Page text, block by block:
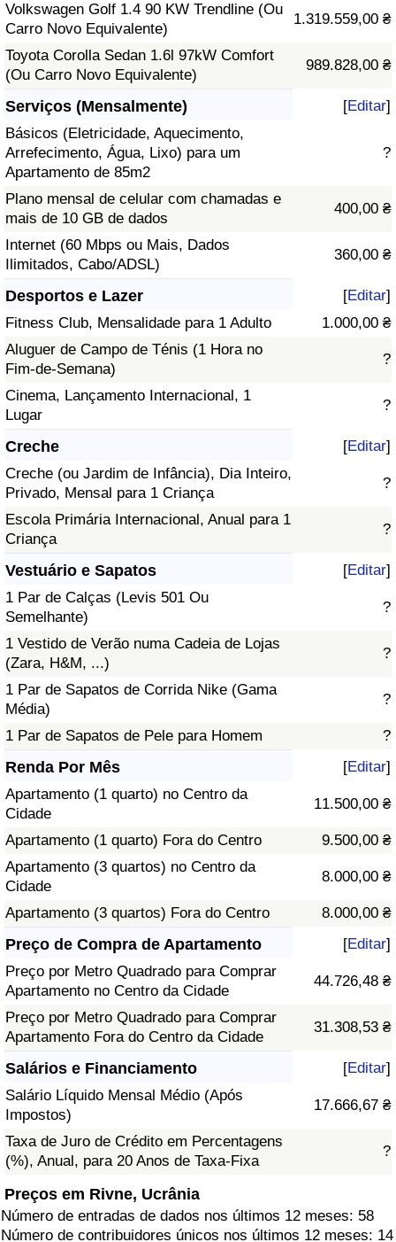
Volkswagen Golf 1.4 90 KW Trendline (Ou
Carro Novo Equivalente)
1.319.559,00 ₴
Toyota Corolla Sedan 1.6l 97kW Comfort
(Ou Carro Novo Equivalente)
989.828,00 ₴
Serviços (Mensalmente) [Editar]
Básicos (Eletricidade, Aquecimento,
Arrefecimento, Água, Lixo) para um
Apartamento de 85m2
?
Plano mensal de celular com chamadas e
mais de 10 GB de dados
400,00 ₴
Internet (60 Mbps ou Mais, Dados
Ilimitados, Cabo/ADSL)
360,00 ₴
Desportos e Lazer [Editar]
Fitness Club, Mensalidade para 1 Adulto
1.000,00 ₴
Aluguer de Campo de Ténis (1 Hora no
Fim-de-Semana)
?
Cinema, Lançamento Internacional, 1
Lugar
?
Creche [Editar]
Creche (ou Jardim de Infância), Dia Inteiro,
Privado, Mensal para 1 Criança
?
Escola Primária Internacional, Anual para 1
Criança
?
Vestuário e Sapatos [Editar]
1 Par de Calças (Levis 501 Ou
Semelhante)
?
1 Vestido de Verão numa Cadeia de Lojas
(Zara, H&M, ...)
?
1 Par de Sapatos de Corrida Nike (Gama
Média)
?
1 Par de Sapatos de Pele para Homem ?
Renda Por Mês [Editar]
Apartamento (1 quarto) no Centro da
Cidade
11.500,00 ₴
Apartamento (1 quarto) Fora do Centro
9.500,00 ₴
Apartamento (3 quartos) no Centro da
Cidade
8.000,00 ₴
Apartamento (3 quartos) Fora do Centro 8.000,00 ₴
Preço de Compra de Apartamento [Editar]
Preço por Metro Quadrado para Comprar
Apartamento no Centro da Cidade
44.726,48 ₴
Preço por Metro Quadrado para Comprar
Apartamento Fora do Centro da Cidade
31.308,53 ₴
Salários e Financiamento [Editar]
Salário Líquido Mensal Médio (Após
Impostos)
17.666,67 ₴
Taxa de Juro de Crédito em Percentagens
(%), Anual, para 20 Anos de Taxa-Fixa
?
Preços em Rivne, Ucrânia
Número de entradas de dados nos últimos 12 meses: 58
Número de contribuidores únicos nos últimos 12 meses: 14